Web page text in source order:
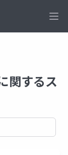
関するス